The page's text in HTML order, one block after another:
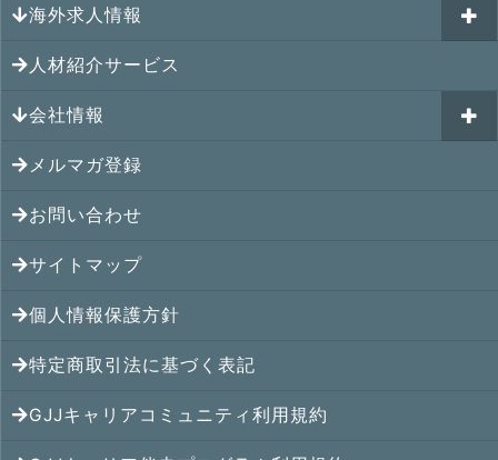
GJJキャリア伴走プログラム
GJJキャリアコミュニティ
カナダの就職情報
メキシコの就職情報
ヨーロッパの就職情報
オセアニアの就職情報
シンガポールの就職情報
マレーシアの就職情報
タイの就職情報
ベトナムの就職情報
インドネシアの就職情報
インドの就職情報
海外就職その後の体験談
シンガポール就職の体験談
マレーシア就職の体験談
タイ就職の体験談
ベトナム就職の体験談
インドネシア就職の体験談
インド就職の体験談
フィリピン就職の体験談
ミャンマー就職の体験談
香港就職の体験談
海外求人情報
シンガポールの求人
マレーシアの求人
タイの求人
ベトナムの求人
インドネシアの求人
インドの求人
フィリピンの求人
カンボジアの求人
ミャンマーの求人
人材紹介サービス
会社情報
アクセス
メンバー紹介
提携先
コンサルタント
メルマガ登録
お問い合わせ
サイトマップ
個人情報保護方針
特定商取引法に基づく表記
GJJキャリアコミュニティ利用規約